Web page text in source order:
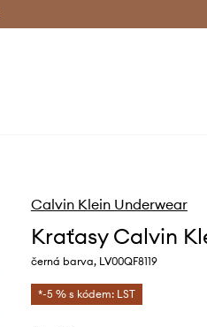
Calvin Klein Underwear
Kraťasy Calvin
černá barva, LV00QF8119
*-5 % s kódem: LST